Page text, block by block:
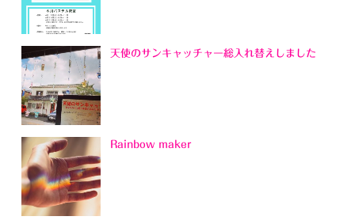
天使のサンキャッチャー総入れ替えしました
Rainbow maker